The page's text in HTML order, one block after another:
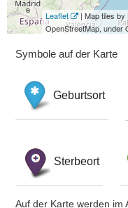
Leaflet
| Map tiles
OpenStreetMap, under
Symbole auf der Karte
Geburtsort
Sterbeort
Auf der Karte werden im